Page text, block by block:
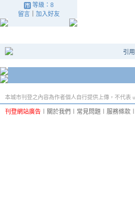
等級：8
留言｜ 加入好友
引
本城市刊登之內容為作者個人自行提供上傳，不代表
刊登網站廣告 關於我們 常見問題 服務條款